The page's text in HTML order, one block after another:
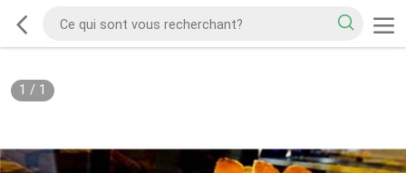
1 / 1